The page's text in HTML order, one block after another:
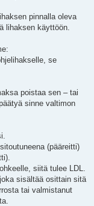
pinnalla oleva
lihaksen käyttöön.
se
poistaa sen – tai
sinne valtimon
(pääreitti)
siitä tulee LDL.
sisältää osittain sitä
tai valmistanut